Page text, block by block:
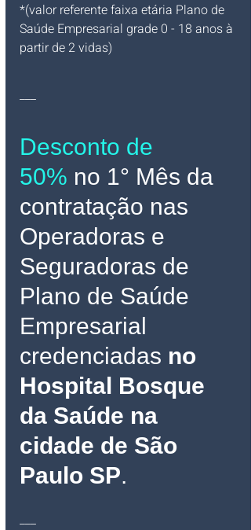
*(valor referente faixa etária Plano de
Saúde Empresarial grade 0 - 18 anos à
partir de 2 vidas)
___
Desconto de
50% no 1° Mês da
contratação nas
Operadoras e
Seguradoras de
Plano de Saúde
Empresarial
credenciadas no
Hospital Bosque
da Saúde na
cidade de São
Paulo SP.
___